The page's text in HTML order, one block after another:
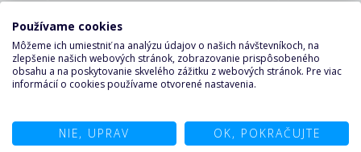
francúzština, nemčina. Na plavbách s naším delegátom sú
výlety v slovenčine/češtine.
Stravu mimo loď a stravovanie v špeciálnych reštauráciách.
Sprepitné pre personál na lodi (ceny platia na osobu/noc):
Rudom mori, na Antilách a Grand Voyages– od 18 rokov:
12 €, deti od 2 do 17 rokov: 10 €. Hostia Yacht Clubu: od 18
Používame cookies
Môžeme ich umiestniť na analýzu údajov o našich návštevníkoch, na
zlepšenie našich webových stránok, zobrazovanie prispôsobeného
obsahu a na poskytovanie skvelého zážitku z webových stránok. Pre viac
informácií o cookies používame otvorené nastavenia.
NIE, UPRAV OK, POKRAČUJTE